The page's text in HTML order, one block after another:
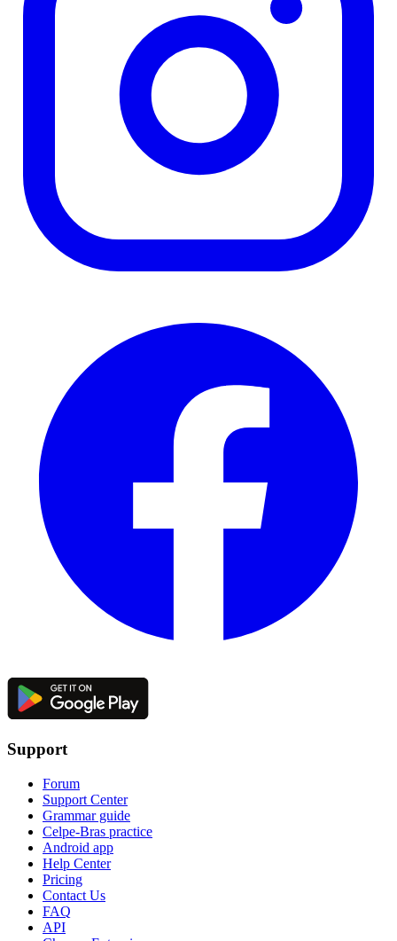
Support
Forum
Support Center
Grammar guide
Celpe-Bras practice
Android app
Help Center
Pricing
Contact Us
FAQ
API